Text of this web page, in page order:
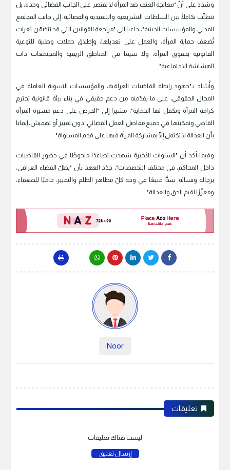
وشدد على أنّ "معالجة العنف ضد المرأة لا تقتصر على الجانب القضائي وحده، بل
تتطلّب تكاملًا بين السلطات التشريعية والتنفيذية والقضائية، إلى جانب المجتمع
المدني والمؤسسات الدينية"، داعيا إلى "مراجعة القوانين التي قد تتضمّن ثغرات
تُضعف حماية المرأة، والعمل على تعديلها، وإطلاق حملات وطنية للتوعية
القانونية بحقوق المرأة، ولا سيما في المناطق الريفية والمجتمعات ذات
الهشاشة الاجتماعية".
وأُشاد بـ"جهود رابطة القاضيات العراقية، والمؤسسات النسوية العاملة في
المجال الحقوقي، على ما يقدّمنه من دعم حقيقي في بناء بيئة قانونية تحترم
كرامة المرأة وتكفل لها الحماية"، مشيرا إلى "الحرص على دعم مسيرة المرأة
القاضي وتمكينها في جميع مفاصل العمل القضائي، دون تمييز أو تهميش، إيمانا
بأن العدالة لا تكتمل إلّا بمشاركة المرأة فيها على قدم المساواة".
وفيما أكد أن "السنوات الأخيرة شهدت تصاعدًا ملحوظًا في حضور القاضيات
داخل المحاكم، في مختلف التخصصات"، جدّد العهد بأن "يظلّ القضاء العراقي،
برجاله ونسائه، سدًّا منيعًا في وجه كلّ مظاهر الظلم والتمييز، حاميًا للضعفاء،
ومعزّزًا لقيم الحق والعدالة".
Noor
تعليقات
ليست هناك تعليقات
إرسال تعليق